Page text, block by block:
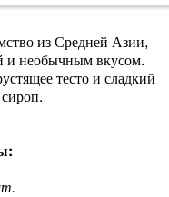
из Средней Азии,
и необычным вкусом.
тесто и сладкий